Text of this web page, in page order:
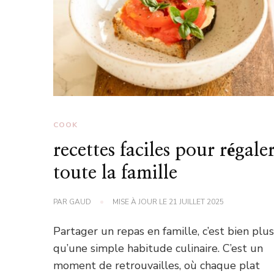
COOK
recettes faciles pour
toute la famille
PAR GAUD MISE À JOUR LE 21 JUILLET 2025
Partager un repas en famille, c’est bien plus
qu’une simple habitude culinaire. C’est un
moment de retrouvailles, où chaque plat